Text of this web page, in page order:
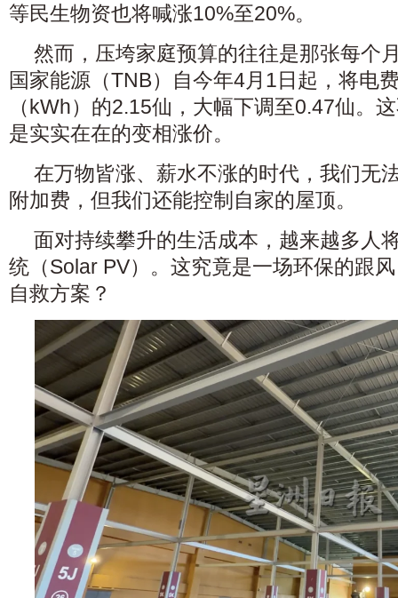
等民生物资也将喊涨10%至20%。
然而，压垮家庭预算的往往是那张每个
国家能源（TNB）自今年4月1日起，将电
（kWh）的2.15仙，大幅下调至0.47仙。
是实实在在的变相涨价。
在万物皆涨、薪水不涨的时代，我们无
附加费，但我们还能控制自家的屋顶。
面对持续攀升的生活成本，越来越多人
统（Solar PV）。这究竟是一场环保的跟
自救方案？